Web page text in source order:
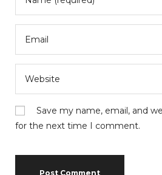
Save my name, email, and
for the next time I comment.